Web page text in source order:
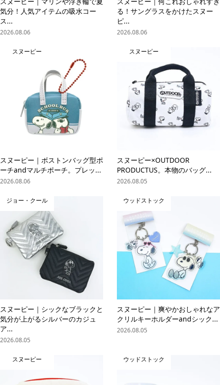
気分！人気アイテムの吸水コー
ス...
2026.08.06
る！サングラスをかけたスヌー
ピ...
2026.08.06
スヌーピー
スヌーピー｜ボストンバッグ型ポ
ーチandマルチポーチ。プレッ...
2026.08.06
スヌーピー
スヌーピー×OUTDOOR
PRODUCTUS。本物のバッグ...
2026.08.05
ジョー・クール
スヌーピー｜シックなブラックと
気分が上がるシルバーのカジュ
ア...
2026.08.05
ウッドストック
スヌーピー｜爽やかおしゃれなア
クリルキーホルダーandシック...
2026.08.05
スヌーピー ウッドストック